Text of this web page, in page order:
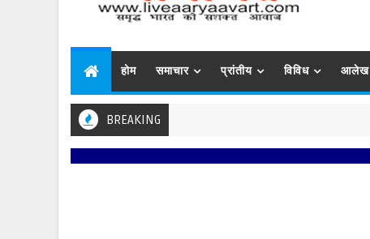
होम समाचार प्रांतीय विविध आलेख
BREAKING